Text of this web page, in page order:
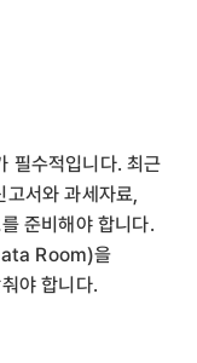
필수적입니다. 최근
서와 과세자료,
준비해야 합니다.
Room)을
야 합니다.